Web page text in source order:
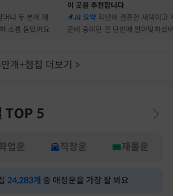
니 두 분에 제
소름 돋았어요
이 곳을 추천합니다
AI 요약 작년에 결혼한 새댁이고
준비 중이란 걸 단번에 알아맞히셨
개+점집 더보기 >
TOP 5
업운 직장운 재물운
24,283개 중 애정운을 가장 잘 봐요